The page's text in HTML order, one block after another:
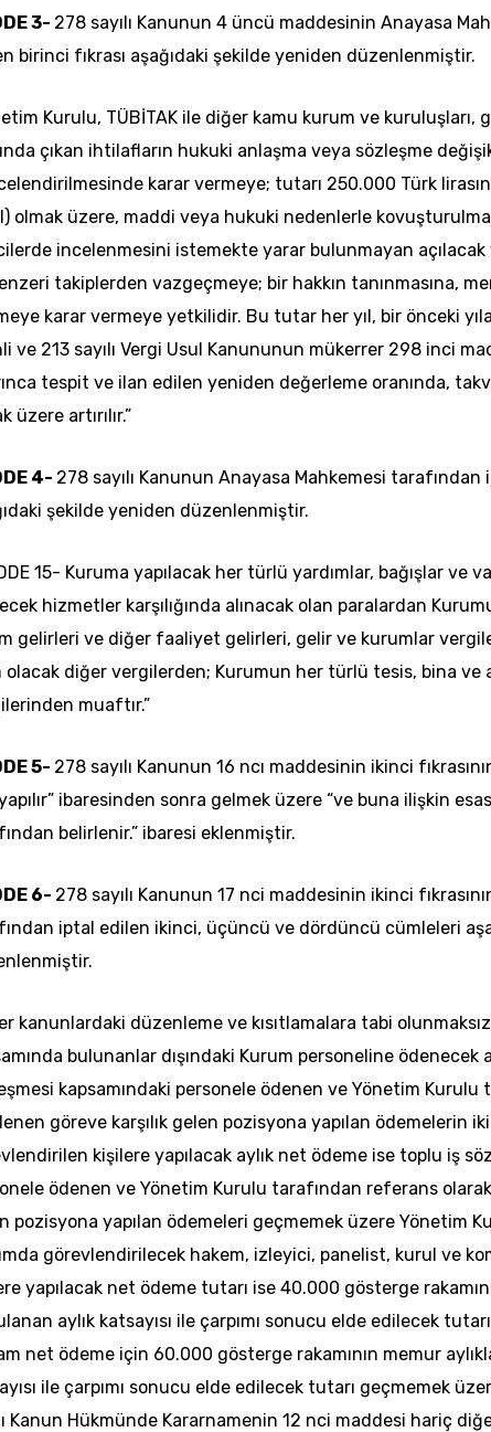
3- 278 sayılı Kanunun 4 üncü maddesinin Anayasa
birinci fıkrası aşağıdaki şekilde yeniden düzenlenmiştir.
Kurulu, TÜBİTAK ile diğer kamu kurum ve kuruluşları,
çıkan ihtilafların hukuki anlaşma veya sözleşme
karar vermeye; tutarı 250.000 Türk
olmak üzere, maddi veya hukuki nedenlerle
incelenmesini istemekte yarar bulunmayan açılacak
takiplerden vazgeçmeye; bir hakkın tanınmasına,
karar vermeye yetkilidir. Bu tutar her yıl, bir önceki
ve 213 sayılı Vergi Usul Kanununun mükerrer 298 inci
tespit ve ilan edilen yeniden değerleme oranında,
üzere artırılır.”
4- 278 sayılı Kanunun Anayasa Mahkemesi
şekilde yeniden düzenlenmiştir.
15- Kuruma yapılacak her türlü yardımlar, bağışlar ve
hizmetler karşılığında alınacak olan paralardan
gelirleri ve diğer faaliyet gelirleri, gelir ve kurumlar
olacak diğer vergilerden; Kurumun her türlü tesis, bina ve
muaftır.”
5- 278 sayılı Kanunun 16 ncı maddesinin ikinci
ibaresinden sonra gelmek üzere “ve buna ilişkin
belirlenir.” ibaresi eklenmiştir.
6- 278 sayılı Kanunun 17 nci maddesinin ikinci
iptal edilen ikinci, üçüncü ve dördüncü cümleleri
kanunlardaki düzenleme ve kısıtlamalara tabi
bulunanlar dışındaki Kurum personeline
kapsamındaki personele ödenen ve Yönetim
göreve karşılık gelen pozisyona yapılan ödemelerin iki
kişilere yapılacak aylık net ödeme ise toplu iş
ödenen ve Yönetim Kurulu tarafından referans
pozisyona yapılan ödemeleri geçmemek üzere Yönetim
görevlendirilecek hakem, izleyici, panelist, kurul ve
yapılacak net ödeme tutarı ise 40.000 gösterge
aylık katsayısı ile çarpımı sonucu elde edilecek
net ödeme için 60.000 gösterge rakamının memur
ile çarpımı sonucu elde edilecek tutarı geçmemek
Kanun Hükmünde Kararnamenin 12 nci maddesi hariç